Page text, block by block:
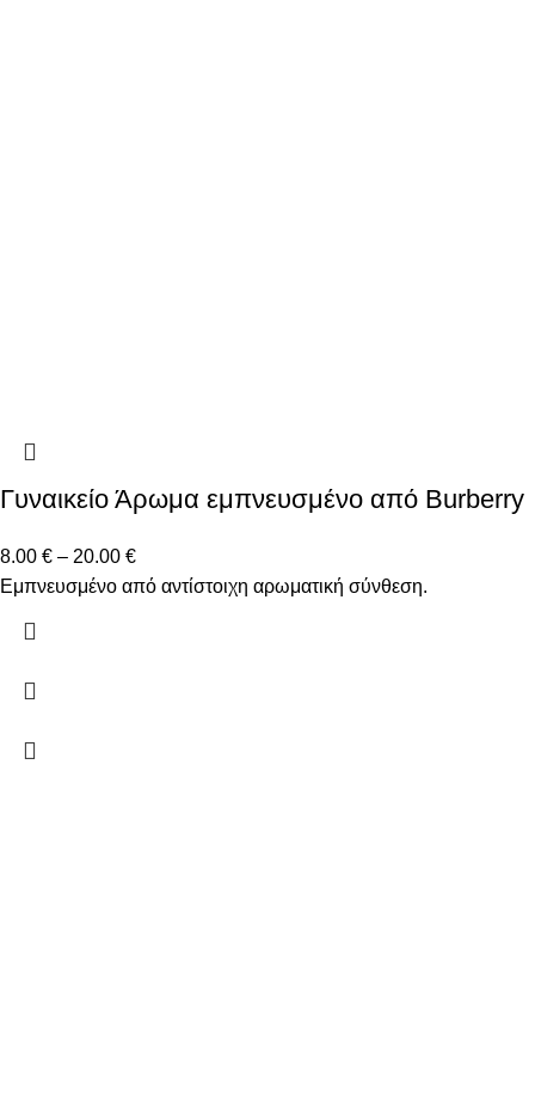
Γυναικείο Άρωμα εμπνευσμένο από Burberry
8.00 € – 20.00 €
Εμπνευσμένο από αντίστοιχη αρωματική σύνθεση.